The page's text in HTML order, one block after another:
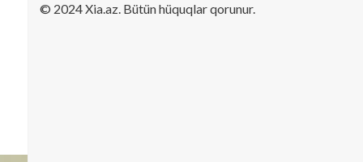
​© 2024 Xia.az. Bütün hüquqlar qorunur.